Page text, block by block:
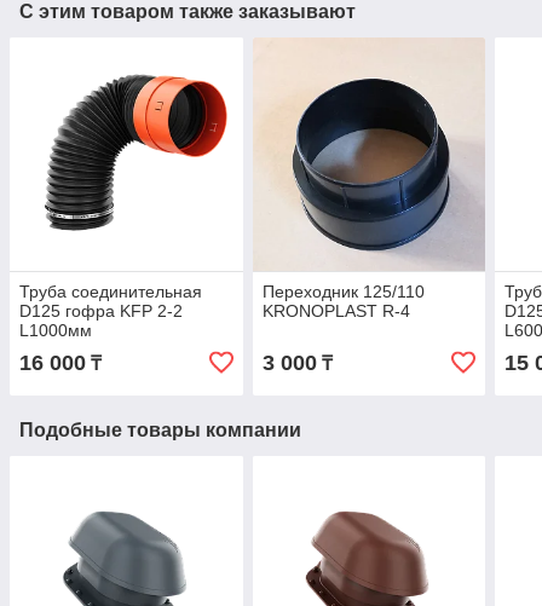
С этим товаром также заказывают
Труба соединительная
D125 гофра KFP 2-2
L1000мм
16 000 ₸
Переходник 125/110
KRONOPLAST R-4
3 000₸ 15
Подобные товары компании